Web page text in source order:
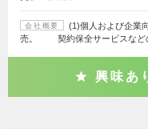
会社概要
(1)個人および企業
売。 契約保全サービスなど
興味あ